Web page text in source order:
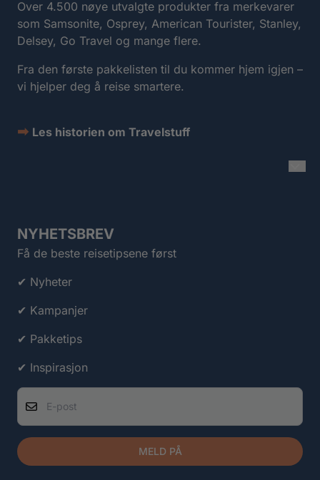
Over 4.500 nøye utvalgte produkter fra merkevarer
som Samsonite, Osprey, American Tourister, Stanley,
Delsey, Go Travel og mange flere.
Fra den første pakkelisten til du kommer hjem igjen –
vi hjelper deg å reise smartere.
➡ Les historien om Travelstuff
NYHETSBREV
Få de beste reisetipsene først
✔ Nyheter
✔ Kampanjer
✔ Pakketips
✔ Inspirasjon
E-post
MELD PÅ